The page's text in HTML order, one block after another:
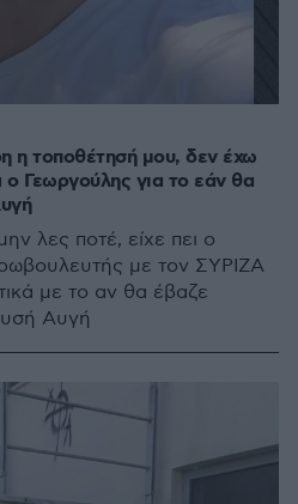
η τοποθέτησή μου, δεν έχω
ο Γεωργούλης για το εάν θα
λες ποτέ, είχε πει ο
με τον ΣΥΡΙΖΑ
με το αν θα έβαζε
Αυγή